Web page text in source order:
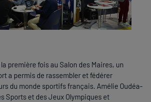
première fois au Salon des Maires, un
a permis de rassembler et fédérer
du monde sportifs français. Amélie Oudéa-
Sports et des Jeux Olympiques et